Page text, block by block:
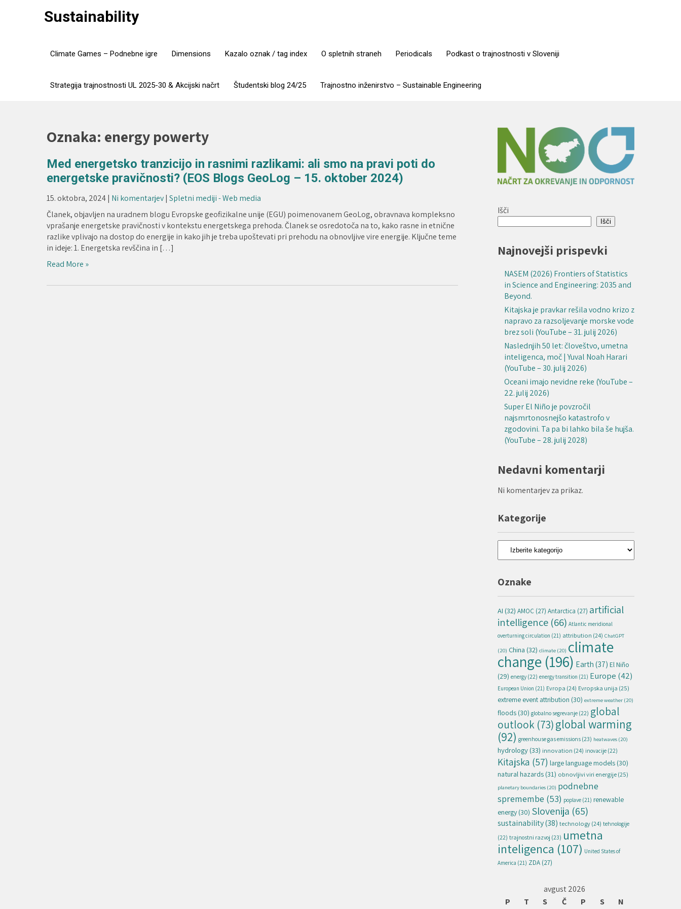
Sustainability
Climate Games – Podnebne igre Dimensions Kazalo oznak / tag index O spletnih straneh Periodicals Podkast o trajnostnosti v Sloveniji
Strategija trajnostnosti UL 2025-30 & Akcijski načrt Študentski blog 24/25 Trajnostno inženirstvo – Sustainable Engineering
Oznaka: energy powerty
Med energetsko tranzicijo in rasnimi razlikami: ali smo na pravi poti do
energetske pravičnosti? (EOS Blogs GeoLog – 15. oktober 2024)
15. oktobra, 2024| Ni komentarjev| Spletni mediji - Web media
Članek, objavljen na uradnem blogu Evropske geofizikalne unije (EGU) poimenovanem GeoLog, obravnava kompleksno
vprašanje energetske pravičnosti v kontekstu energetskega prehoda. Članek se osredotoča na to, kako rasne in etnične
razlike vplivajo na dostop do energije in kako jih je treba upoštevati pri prehodu na obnovljive vire energije. Ključne teme
in ideje: 1. Energetska revščina in […]
Read More »
Išči
Išči
Najnovejši prispevki
NASEM (2026) Frontiers of Statistics
in Science and Engineering: 2035 and
Beyond.
Kitajska je pravkar rešila vodno krizo z
napravo za razsoljevanje morske vode
brez soli (YouTube – 31. julij 2026)
Naslednjih 50 let: človeštvo, umetna
inteligenca, moč | Yuval Noah Harari
(YouTube – 30. julij 2026)
Oceani imajo nevidne reke (YouTube –
22. julij 2026)
Super El Niño je povzročil
najsmrtonosnejšo katastrofo v
zgodovini. Ta pa bi lahko bila še hujša.
(YouTube – 28. julij 2028)
Nedavni komentarji
Ni komentarjev za prikaz.
Kategorije
Kategorije
Oznake
AI (32) AMOC (27) Antarctica (27) artificial
intelligence (66) Atlantic meridional
overturning circulation (21) attribution (24) ChatGPT
(20) China (32) climate (20) climate
change (196) Earth (37) El Niño
(29) energy (22) energy transition (21) Europe (42)
European Union (21) Evropa (24) Evropska unija (25)
extreme event attribution (30) extreme weather (20)
floods (30) globalno segrevanje (22) global
outlook (73)global warming
(92) greenhouse gas emissions (23) heatwaves (20)
hydrology(33) innovation (24) inovacije (22)
Kitajska (57) large language models (30)
natural hazards (31) obnovljivi viri energije(25)
planetary boundaries (20) podnebne
spremembe (53) poplave (21) renewable
energy (30) Slovenija (65)
sustainability(38) technology(24) tehnologije
(22) trajnostni razvoj (23) umetna
inteligenca (107) United States of
America (21) ZDA (27)
avgust 2026
P
T S Č P S N